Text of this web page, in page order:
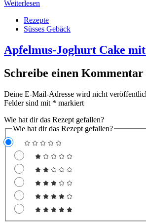
Weiterlesen
Rezepte
Süsses Gebäck
Apfelmus-Joghurt Cake
Schreibe einen Kommentar
Deine E-Mail-Adresse wird nicht
Felder sind mit * markiert
Wie hat dir das Rezept gefallen?
Wie hat dir das Rezept gefallen?